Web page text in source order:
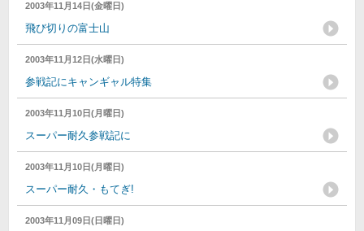
2003年11月14日(金曜日)
飛び切りの富士山
2003年11月12日(水曜日)
参戦記にキャンギャル特集
2003年11月10日(月曜日)
スーパー耐久参戦記に
2003年11月10日(月曜日)
スーパー耐久・もてぎ!
2003年11月09日(日曜日)